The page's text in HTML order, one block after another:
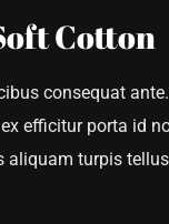
Cotton
consequat
efficitur porta id
aliquam turpis